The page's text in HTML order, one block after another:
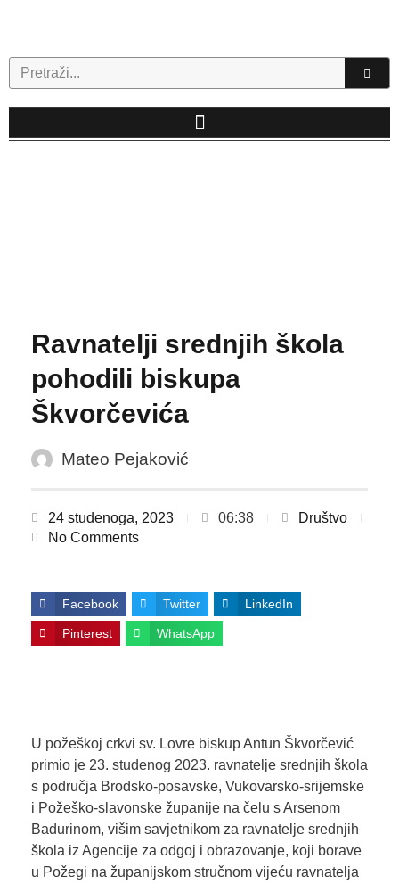
Search
Ravnatelji srednjih škola
pohodili biskupa
Škvorčevića
Mateo Pejaković
24 studenoga, 2023 06:38
Društvo
No Comments
Facebook Twitter LinkedIn
Pinterest WhatsApp
U požeškoj crkvi sv. Lovre biskup Antun Škvorčević
primio je 23. studenog 2023. ravnatelje srednjih škola
s područja Brodsko-posavske, Vukovarsko-srijemske
i Požeško-slavonske županije na čelu s Arsenom
Badurinom, višim savjetnikom za ravnatelje srednjih
škola iz Agencije za odgoj i obrazovanje, koji borave
u Požegi na županijskom stručnom vijeću ravnatelja